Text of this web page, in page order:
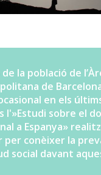
de la població de
de
en els
l'»Estudi sobre el
a Espanya»
per conèixer la
social davant